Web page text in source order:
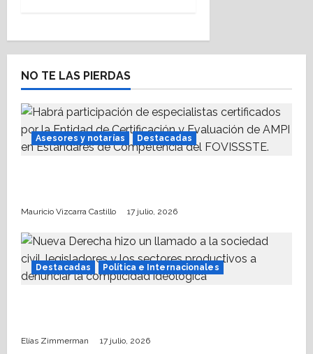
t
i
o
n
NO TE LAS PIERDAS
Asesores y notarías Destacadas
Mauricio Vizcarra Castillo 17 julio, 2026
Destacadas Política e Internacionales
Elías Zimmerman 17 julio, 2026